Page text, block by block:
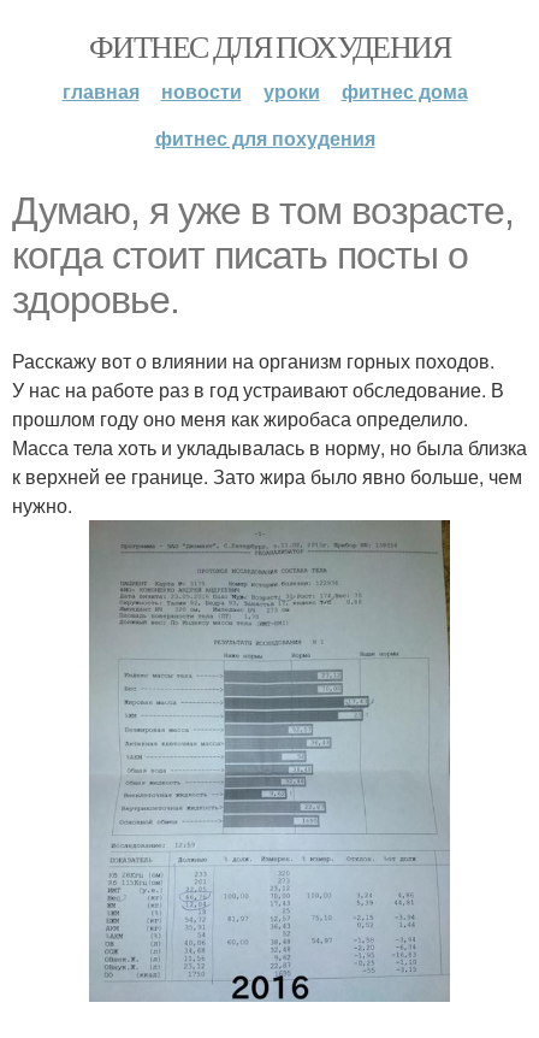
ФИТНЕС ДЛЯ ПОХУДЕНИЯ
главная новости уроки
фитнес дома
фитнес для похудения
Думаю, я уже в том возрасте,
когда стоит писать посты о
здоровье.
Расскажу вот о влиянии на организм горных походов.
У нас на работе раз в год устраивают обследование. В
прошлом году оно меня как жиробаса определило.
Масса тела хоть и укладывалась в норму, но была близка
к верхней ее границе. Зато жира было явно больше, чем
нужно.